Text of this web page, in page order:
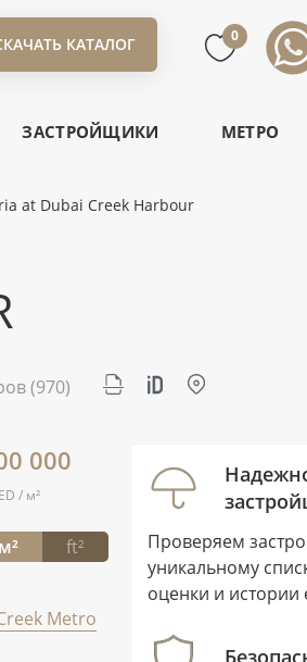
КАТАЛОГ 0
ЗАСТРОЙЩИКИ МЕТРО
at Dubai Creek Harbour
(970)
000
/ м²
м² ft²
Metro
Проверяем
уникальному
оценки и истории